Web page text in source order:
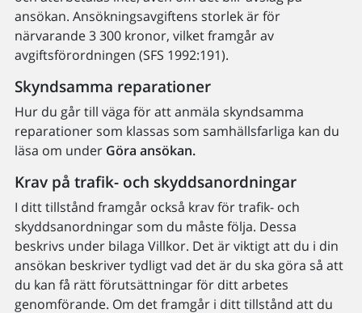
ansökan. Ansökningsavgiftens storlek är för
närvarande 3 300 kronor, vilket framgår av
avgiftsförordningen (SFS 1992:191).
Skyndsamma reparationer
Hur du går till väga för att anmäla skyndsamma
reparationer som klassas som samhällsfarliga kan du
läsa om under Göra ansökan.
Krav på trafik- och skyddsanordningar
I ditt tillstånd framgår också krav för trafik- och
skyddsanordningar som du måste följa. Dessa
beskrivs under bilaga Villkor. Det är viktigt att du i din
ansökan beskriver tydligt vad det är du ska göra så att
du kan få rätt förutsättningar för ditt arbetes
genomförande. Om det framgår i ditt tillstånd att du